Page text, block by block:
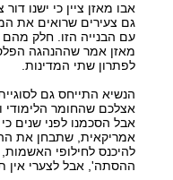
אבו מאזן ציין כי ישנו
גם צעירים שרואים את
עם הבנייה הזו. חלק
מאזן אמר שההנהגה
לפתרון שתי המדינות.
הנשיא התייחס גם
אצלכם שהחומר הלימודי
אבל הסכמנו לפני שנים
אמריקאית, שתבחן את
להיכנס לחילופי האשמות,
ההסתה', אבל לצערי אין